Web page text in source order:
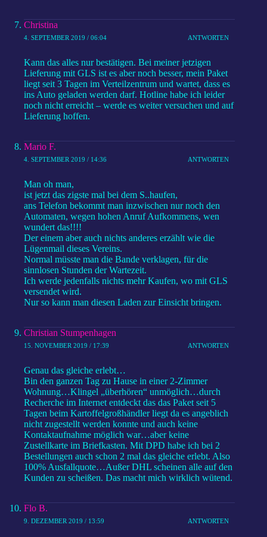
Christina
4. SEPTEMBER 2019 / 06:04 ANTWORTEN
Kann das alles nur bestätigen. Bei meiner jetzigen
Lieferung mit GLS ist es aber noch besser, mein Paket
liegt seit 3 Tagen im Verteilzentrum und wartet, dass es
ins Auto geladen werden darf. Hotline habe ich leider
noch nicht erreicht – werde es weiter versuchen und auf
Lieferung hoffen.
Mario F.
4. SEPTEMBER 2019 / 14:36 ANTWORTEN
Man oh man,
ist jetzt das zigste mal bei dem S..haufen,
ans Telefon bekommt man inzwischen nur noch den
Automaten, wegen hohen Anruf Aufkommens, wen
wundert das!!!!
Der einem aber auch nichts anderes erzählt wie die
Lügenmail dieses Vereins.
Normal müsste man die Bande verklagen, für die
sinnlosen Stunden der Wartezeit.
Ich werde jedenfalls nichts mehr Kaufen, wo mit GLS
versendet wird.
Nur so kann man diesen Laden zur Einsicht bringen.
Christian Stumpenhagen
15. NOVEMBER 2019 / 17:39 ANTWORTEN
Genau das gleiche erlebt…
Bin den ganzen Tag zu Hause in einer 2-Zimmer
Wohnung…Klingel „überhören“ unmöglich…durch
Recherche im Internet entdeckt das das Paket seit 5
Tagen beim Kartoffelgroßhändler liegt da es angeblich
nicht zugestellt werden konnte und auch keine
Kontaktaufnahme möglich war…aber keine
Zustellkarte im Briefkasten. Mit DPD habe ich bei 2
Bestellungen auch schon 2 mal das gleiche erlebt. Also
100% Ausfallquote…Außer DHL scheinen alle auf den
Kunden zu scheißen. Das macht mich wirklich wütend.
Flo B.
9. DEZEMBER 2019 / 13:59 ANTWORTEN